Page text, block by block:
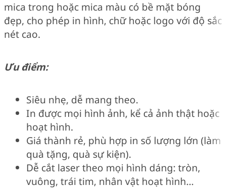
mica trong hoặc mica màu có bề mặt bóng
đẹp, cho phép in hình, chữ hoặc logo với độ sắc
nét cao.
Ưu điểm:
Siêu nhẹ, dễ mang theo.
In được mọi hình ảnh, kể cả ảnh thật hoặc
hoạt hình.
Giá thành rẻ, phù hợp in số lượng lớn (làm
quà tặng, quà sự kiện).
Dễ cắt laser theo mọi hình dáng: tròn,
vuông, trái tim, nhân vật hoạt hình…